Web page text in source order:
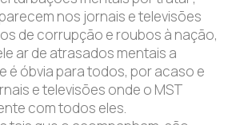
nos jornais e televisões
de corrupção e roubos à nação,
ar de atrasados mentais a
é óbvia para todos, por acaso e
e televisões onde o MST
com todos eles.